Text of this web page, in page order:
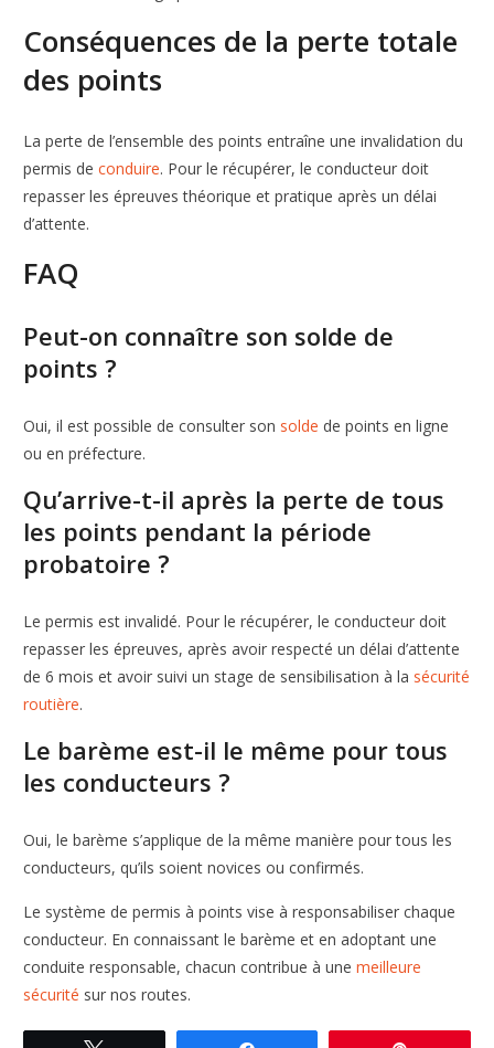
Conséquences de la perte totale
des points
La perte de l’ensemble des points entraîne une invalidation du
permis deconduire. Pour le récupérer, le conducteur doit
repasser les épreuves théorique et pratique après un délai
d’attente.
FAQ
Peut-on connaître son solde de
points ?
Oui, il est possible de consulter son solde de points en ligne
ou en préfecture.
Qu’arrive-t-il après la perte de tous
les points pendant la période
probatoire ?
Le permis est invalidé. Pour le récupérer, le conducteur doit
repasser les épreuves, après avoir respecté un délai d’attente
de 6 mois et avoir suivi un stage de sensibilisation à la sécurité
routière.
Le barème est-il le même pour tous
les conducteurs ?
Oui, le barème s’applique de la même manière pour tous les
conducteurs, qu’ils soient novices ou confirmés.
Le système de permis à points vise à responsabiliser chaque
conducteur. En connaissant le barème et en adoptant une
conduite responsable, chacun contribue à unemeilleure
sécurité sur nos routes.